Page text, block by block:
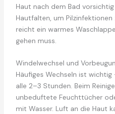
Haut nach dem Bad
Hautfalten, um
reicht ein warmes
gehen muss.
Windelwechsel und
Häufiges Wechseln ist
alle 2–3 Stunden. Beim
unbeduftete Feuchttücher
mit Wasser. Luft an die Haut